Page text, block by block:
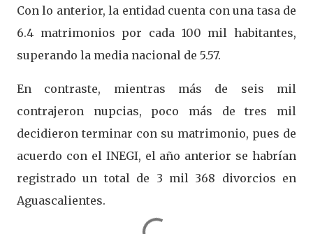
Con lo anterior, la entidad cuenta con una tasa de
6.4 matrimonios por cada 100 mil habitantes,
superando la media nacional de 5.57.
En contraste, mientras más de seis mil
contrajeron nupcias, poco más de tres mil
decidieron terminar con su matrimonio, pues de
acuerdo con el INEGI, el año anterior se habrían
registrado un total de 3 mil 368 divorcios en
Aguascalientes.